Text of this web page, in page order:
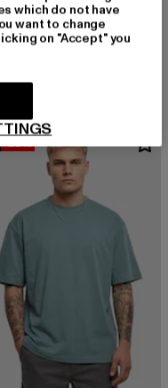
CLASSICS
EUR Preis: 12,99 EUR
19,99 EUR Aktionspreis:
-35%
which do not have
want to change
on "Accept" you